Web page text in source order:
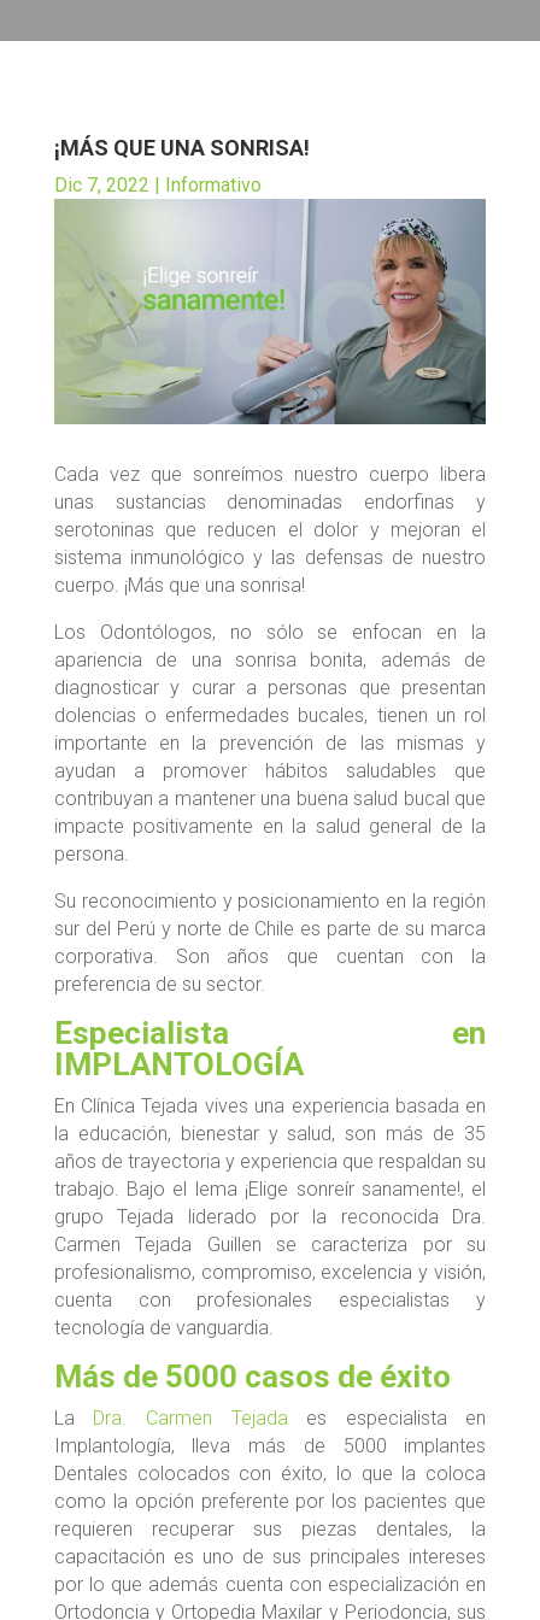
¡MÁS QUE UNA SONRISA!
Dic 7, 2022 | Informativo
Cada vez que sonreímos nuestro cuerpo libera
unas sustancias denominadas endorfinas y
serotoninas que reducen el dolor y mejoran el
sistema inmunológico y las defensas de nuestro
cuerpo. ¡Más que una sonrisa!
Los Odontólogos, no sólo se enfocan en la
apariencia de una sonrisa bonita, además de
diagnosticar y curar a personas que presentan
dolencias o enfermedades bucales, tienen un rol
importante en la prevención de las mismas y
ayudan a promover hábitos saludables que
contribuyan a mantener una buena salud bucal que
impacte positivamente en la salud general de la
persona.
Su reconocimiento y posicionamiento en la región
sur del Perú y norte de Chile es parte de su marca
corporativa. Son años que cuentan con la
preferencia de su sector.
Especialista en
IMPLANTOLOGÍA
En Clínica Tejada vives una experiencia basada en
la educación, bienestar y salud, son más de 35
años de trayectoria y experiencia que respaldan su
trabajo. Bajo el lema ¡Elige sonreír sanamente!, el
grupo Tejada liderado por la reconocida Dra.
Carmen Tejada Guillen se caracteriza por su
profesionalismo, compromiso, excelencia y visión,
cuenta con profesionales especialistas y
tecnología de vanguardia.
Más de 5000 casos de éxito
La Dra. Carmen Tejadaes especialista en
Implantología, lleva más de 5000 implantes
Dentales colocados con éxito, lo que la coloca
como la opción preferente por los pacientes que
requieren recuperar sus piezas dentales, la
capacitación es uno de sus principales intereses
por lo que además cuenta con especialización en
Ortodoncia y Ortopedia Maxilar y Periodoncia, sus